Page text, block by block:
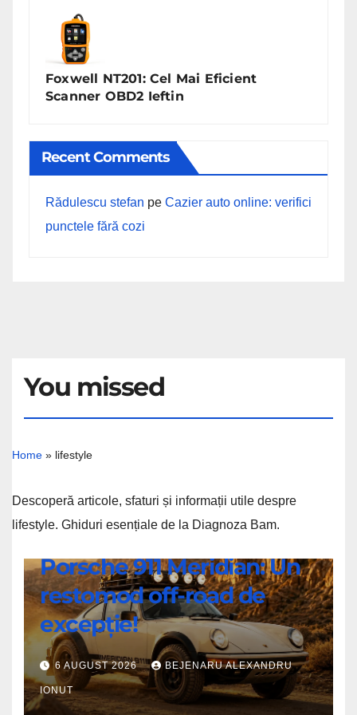
Foxwell NT201: Cel Mai Eficient
Scanner OBD2 Ieftin
Recent Comments
Rădulescu stefan pe Cazier auto online: verifici
punctele fără cozi
You missed
Home » lifestyle
Descoperă articole, sfaturi și informații utile despre
lifestyle. Ghiduri esențiale de la Diagnoza Bam.
Porsche
911
Meridian:
Un
restomod
off-
Porsche 911 Meridian: Un
restomod off-road de
excepție!
6 AUGUST 2026 BEJENARU ALEXANDRU
IONUT